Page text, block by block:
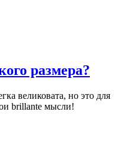
размера?
великовата, но это для
brillante мысли!